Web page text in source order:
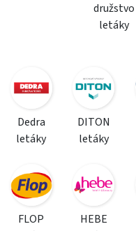
družstvo
letáky
Dedra
letáky
DITON
letáky
FLOP
HEBE